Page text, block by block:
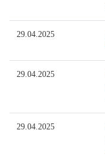
29.04.2025
29.04.2025
29.04.2025